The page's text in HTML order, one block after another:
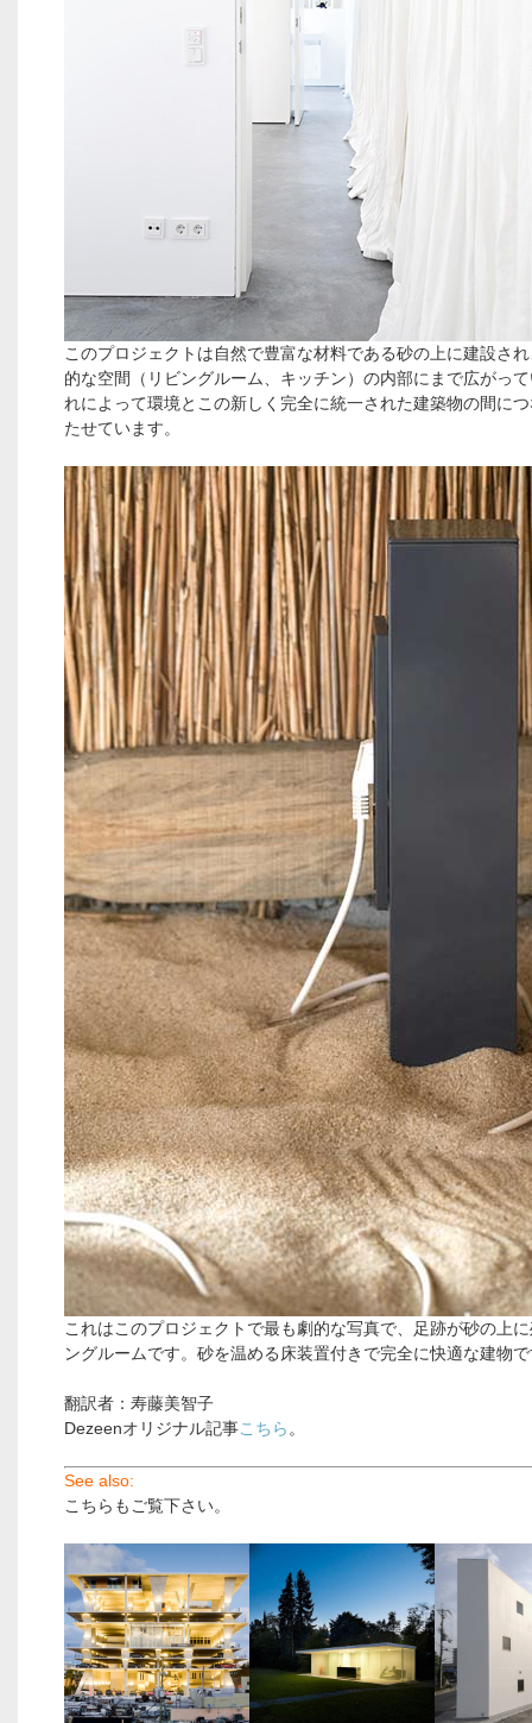
このプロジェクトは自然で豊富な材料である砂の上に建設さ
的な空間（リビングルーム、キッチン）の内部にまで広がっ
れによって環境とこの新しく完全に統一された建築物の間に
たせています。
これはこのプロジェクトで最も劇的な写真で、足跡が砂の上
ングルームです。砂を温める床装置付きで完全に快適な建物
翻訳者：寿藤美智子
Dezeenオリジナル記事こちら 。
See also:
こちらもご覧下さい。